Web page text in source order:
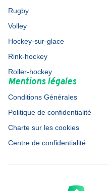
Rugby
Volley
Hockey-sur-glace
Rink-hockey
Roller-hockey
Mentions légales
Conditions Générales
Politique de confidentialité
Charte sur les cookies
Centre de confidentialité